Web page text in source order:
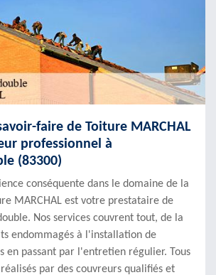
faire de Toiture MARCHAL
professionnel à
(83300)
conséquente dans le domaine de la
MARCHAL est votre prestataire de
Nos services couvrent tout, de la
endommagés à l'installation de
en passant par l'entretien régulier. Tous
par des couvreurs qualifiés et